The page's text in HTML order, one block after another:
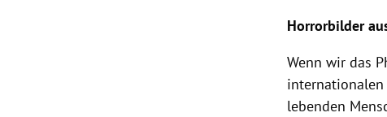
Horrorbilder
Wenn wir das
internationalen
lebenden